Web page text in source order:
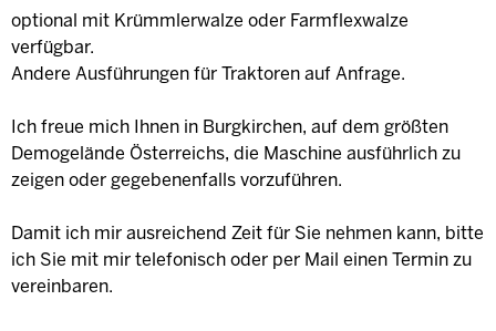
optional mit Krümmlerwalze oder Farmflexwalze
verfügbar.
Andere Ausführungen für Traktoren auf Anfrage.
Ich freue mich Ihnen in Burgkirchen, auf dem größten
Demogelände Österreichs, die Maschine ausführlich zu
zeigen oder gegebenenfalls vorzuführen.
Damit ich mir ausreichend Zeit für Sie nehmen kann, bitte
ich Sie mit mir telefonisch oder per Mail einen Termin zu
vereinbaren.